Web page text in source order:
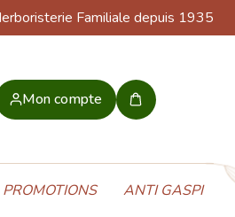
Familiale depuis 1935
Mon compte
Mon
PROMOTIONS ANTI GASPI